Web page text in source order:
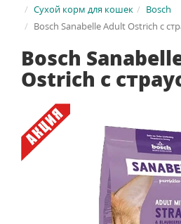
Сухой корм для кошек
Bosch
Bosch Sanabelle Adult Ostrich с
Bosch
Ostrich с